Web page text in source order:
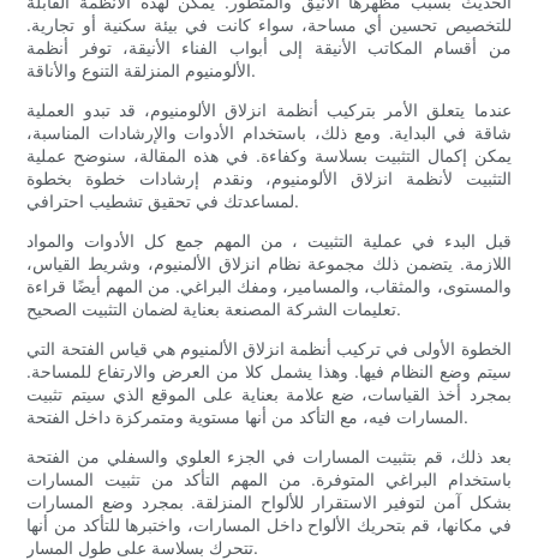
للتخصيص تحسين أي مساحة، سواء كانت في بيئة سكنية أو تجارية.
من أقسام المكاتب الأنيقة إلى أبواب الفناء الأنيقة، توفر أنظمة
الألومنيوم المنزلقة التنوع والأناقة.
عندما يتعلق الأمر بتركيب أنظمة انزلاق الألومنيوم، قد تبدو العملية
شاقة في البداية. ومع ذلك، باستخدام الأدوات والإرشادات المناسبة،
يمكن إكمال التثبيت بسلاسة وكفاءة. في هذه المقالة، سنوضح عملية
التثبيت لأنظمة انزلاق الألومنيوم، ونقدم إرشادات خطوة بخطوة
لمساعدتك في تحقيق تشطيب احترافي.
قبل البدء في عملية التثبيت ، من المهم جمع كل الأدوات والمواد
اللازمة. يتضمن ذلك مجموعة نظام انزلاق الألمنيوم، وشريط القياس،
والمستوى، والمثقاب، والمسامير، ومفك البراغي. من المهم أيضًا قراءة
تعليمات الشركة المصنعة بعناية لضمان التثبيت الصحيح.
الخطوة الأولى في تركيب أنظمة انزلاق الألمنيوم هي قياس الفتحة التي
سيتم وضع النظام فيها. وهذا يشمل كلا من العرض والارتفاع للمساحة.
بمجرد أخذ القياسات، ضع علامة بعناية على الموقع الذي سيتم تثبيت
المسارات فيه، مع التأكد من أنها مستوية ومتمركزة داخل الفتحة.
بعد ذلك، قم بتثبيت المسارات في الجزء العلوي والسفلي من الفتحة
باستخدام البراغي المتوفرة. من المهم التأكد من تثبيت المسارات
بشكل آمن لتوفير الاستقرار للألواح المنزلقة. بمجرد وضع المسارات
في مكانها، قم بتحريك الألواح داخل المسارات، واختبرها للتأكد من أنها
تتحرك بسلاسة على طول المسار.